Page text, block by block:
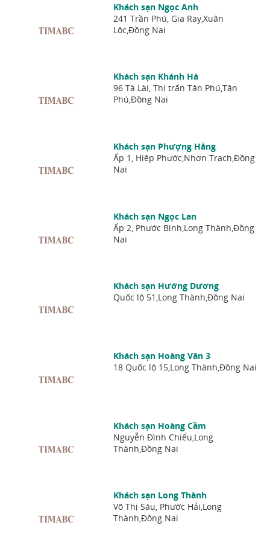
Khách sạn Ngọc Anh
241 Trần Phú, Gia Ray,Xuân
Lộc,Đồng Nai
Khách sạn Khánh Hà
96 Tà Lài, Thị trấn Tân Phú,Tân
Phú,Đồng Nai
Khách sạn Phượng Hằng
Ấp 1, Hiệp Phước,Nhơn Trạch,Đồng
Nai
Khách sạn Ngọc Lan
Ấp 2, Phước Bình,Long Thành,Đồng
Nai
Khách sạn Hướng Dương
Quốc lộ 51,Long Thành,Đồng Nai
Khách sạn Hoàng Vân 3
18 Quốc lộ 15,Long Thành,Đồng Nai
Khách sạn Hoàng Cầm
Nguyễn Đình Chiểu,Long
Thành,Đồng Nai
Khách sạn Long Thành
Võ Thị Sáu, Phước Hải,Long
Thành,Đồng Nai